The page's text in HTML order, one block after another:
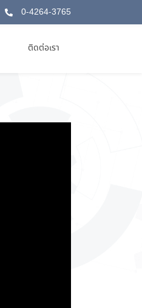
0-4264-3765
ติดต่อเรา